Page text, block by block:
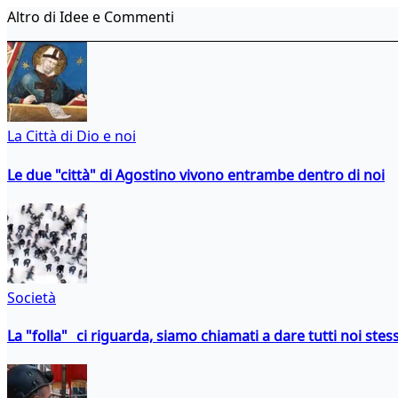
Altro di Idee e Commenti
La Città di Dio e noi
Le due "città" di Agostino vivono entrambe dentro di noi
Società
La "folla" ci riguarda, siamo chiamati a dare tutti noi